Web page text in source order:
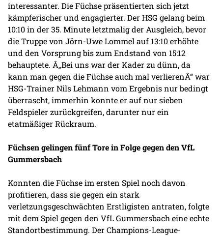
interessanter. Die Füchse präsentierten sich jetzt
kämpferischer und engagierter. Der HSG gelang beim
10:10 in der 35. Minute letztmalig der Ausgleich, bevor
die Truppe von Jörn-Uwe Lommel auf 13:10 erhöhte
und den Vorsprung bis zum Endstand von 15:12
behauptete. Â„Bei uns war der Kader zu dünn, da
kann man gegen die Füchse auch mal verlierenÂ“ war
HSG-Trainer Nils Lehmann vom Ergebnis nur bedingt
überrascht, immerhin konnte er auf nur sieben
Feldspieler zurückgreifen, darunter nur ein
etatmäßiger Rückraum.
Füchsen gelingen fünf Tore in Folge gegen den VfL
Gummersbach
Konnten die Füchse im ersten Spiel noch davon
profitieren, dass sie gegen ein stark
verletzungsgeschwächten Erstligisten antraten, folgte
mit dem Spiel gegen den VfL Gummersbach eine echte
Standortbestimmung. Der Champions-League-